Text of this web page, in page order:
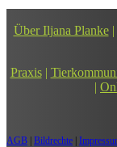
Über Iljana Planke|
Praxis|
|
AGB | Bildrechte |